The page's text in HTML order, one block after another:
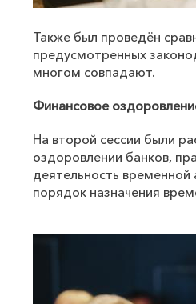
Также был проведён
предусмотренных
многом совпадают.
Финансовое
На второй сессии были
оздоровлении банков,
деятельность
порядок назначения